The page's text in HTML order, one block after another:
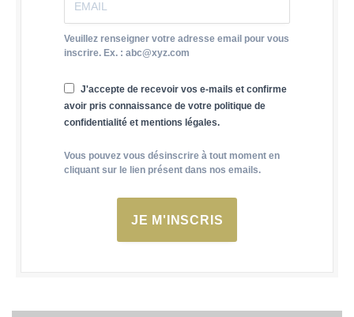
Veuillez renseigner votre adresse email pour vous
inscrire. Ex. : abc@xyz.com
J'accepte de recevoir vos e-mails et confirme
avoir pris connaissance de votre politique de
confidentialité et mentions légales.
Vous pouvez vous désinscrire à tout moment en
cliquant sur le lien présent dans nos emails.
JE M'INSCRIS